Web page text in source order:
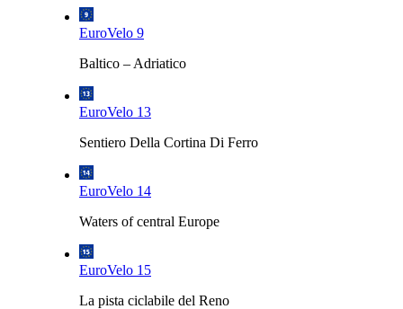
EuroVelo 9
Baltico – Adriatico
EuroVelo 13
Sentiero Della Cortina Di Ferro
EuroVelo 14
Waters of central Europe
EuroVelo 15
La pista ciclabile del Reno